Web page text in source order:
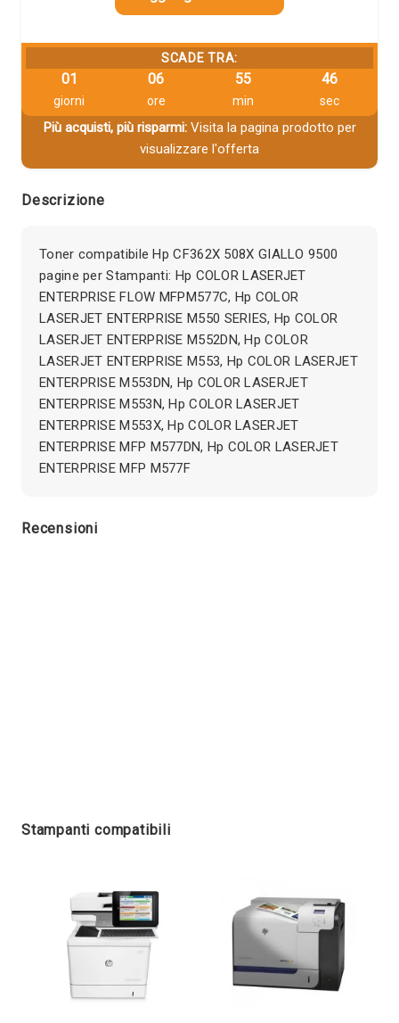
SCADE TRA:
01
giorni
06
ore
55
min
46
sec
Più acquisti, più risparmi:Visita la pagina prodotto per
visualizzare l'offerta
Descrizione
Toner compatibile Hp CF362X 508X GIALLO 9500
pagine per Stampanti: Hp COLOR LASERJET
ENTERPRISE FLOW MFPM577C, Hp COLOR
LASERJET ENTERPRISE M550 SERIES, Hp COLOR
LASERJET ENTERPRISE M552DN, Hp COLOR
LASERJET ENTERPRISE M553, Hp COLOR LASERJET
ENTERPRISE M553DN, Hp COLOR LASERJET
ENTERPRISE M553N, Hp COLOR LASERJET
ENTERPRISE M553X, Hp COLOR LASERJET
ENTERPRISE MFP M577DN, Hp COLOR LASERJET
ENTERPRISE MFP M577F
Recensioni
Stampanti compatibili